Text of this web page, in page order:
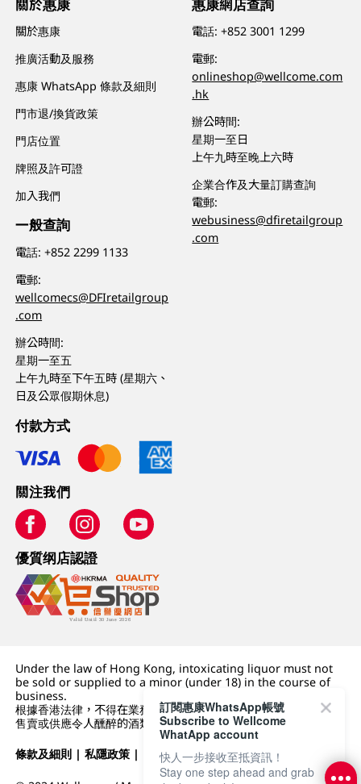
關於惠康
關於惠康
推廣活動及服務
惠康 WhatsApp 條款及細則
門市退/換貨政策
門店位置
牌照及許可證
加入我們
一般查詢
電話:+852 2299 1133
電郵:
wellcomecs@DFIretailgroup
.com
辦公時間:
星期一至五
上午九時至下午五時 (星期六、
日及公眾假期休息)
惠康網店查詢
電話:+852 3001 1299
電郵:
onlineshop@wellcome.com
.hk
辦公時間:
星期一至日
上午九時至晚上六時
企業合作及大量訂購查詢
電郵:
webusiness@dfiretailgroup
.com
付款方式
關注我們
優質纲店認證
Under the law of Hong Kong, intoxicating liquor must not
be sold or supplied to a minor (under 18) in the course of
business.
根據香港法律，不得在業務過程中，向未成年人 (18 歲以下人士)
售賣或供應令人醺醉的酒類。
條款及細則 |私隱政策 | DFI零售集團
訂閱惠康WhatsApp帳號
Subscribe to Wellcome
WhatApp account
快人一步接收至抵資訊！
Stay one step ahead and grab